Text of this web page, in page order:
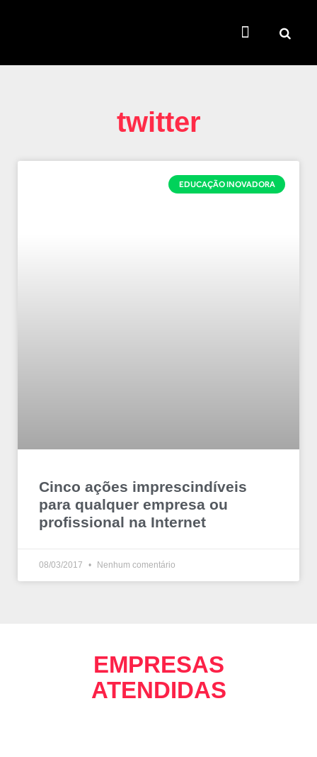
twitter
EDUCAÇÃO INOVADORA
Cinco ações imprescindíveis
para qualquer empresa ou
profissional na Internet
08/03/2017 Nenhum comentário
EMPRESAS
ATENDIDAS